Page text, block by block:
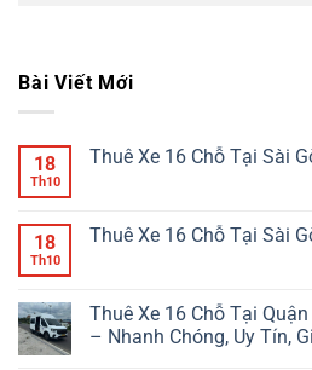
Bài Viết Mới
18
Th10
Thuê Xe 16 Chỗ Tại Sài
18
Th10
Thuê Xe 16 Chỗ Tại Sài
Thuê Xe 16 Chỗ Tại
– Nhanh Chóng, Uy Tín,